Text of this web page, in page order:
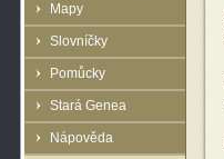
Mapy
Slovníčky
Pomůcky
Stará Genea
Nápověda